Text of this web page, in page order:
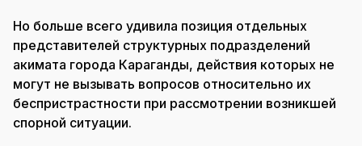
Но больше всего удивила позиция отдельных
представителей структурных подразделений
акимата города Караганды, действия которых не
могут не вызывать вопросов относительно их
беспристрастности при рассмотрении возникшей
спорной ситуации.